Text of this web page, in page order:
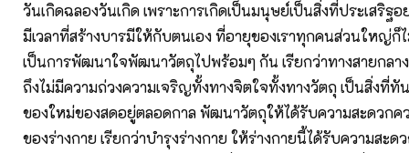
วันเกิดฉลองวันเกิด เพราะการเกิดเป็นมนุษย์เป็นสิ่งที่ประเสริฐ
มีเวลาที่สร้างบารมีให้กับตนเอง ที่อายุของเราทุกคนส่วนใหญ่ก็
เป็นการพัฒนาใจพัฒนาวัตถุไปพร้อมๆ กัน เรียกว่าทางสายกลา
ถึงไม่มีความถ่วงความเจริญทั้งทางจิตใจทั้งทางวัตถุ เป็นสิ่งที่ทั
ของใหม่ของสดอยู่ตลอดกาล พัฒนาวัตถุให้ได้รับความสะดวกค
ของร่างกาย เรียกว่าบำรุงร่างกาย ให้ร่างกายนี้ได้รับความสะด